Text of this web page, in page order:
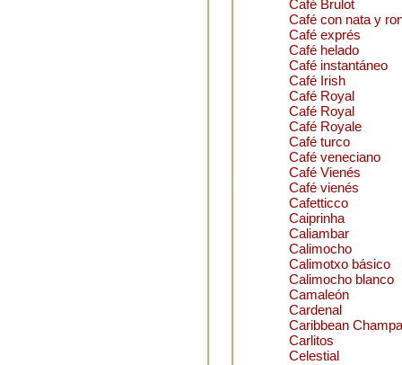
Café Brulot
Café con nata y
Café exprés
Café helado
Café instantáneo
Café Irish
Café Royal
Café Royal
Café Royale
Café turco
Café veneciano
Café Vienés
Café vienés
Cafetticco
Caiprinha
Caliambar
Calimocho
Calimotxo básico
Calimocho blanco
Camaleón
Cardenal
Caribbean
Carlitos
Celestial